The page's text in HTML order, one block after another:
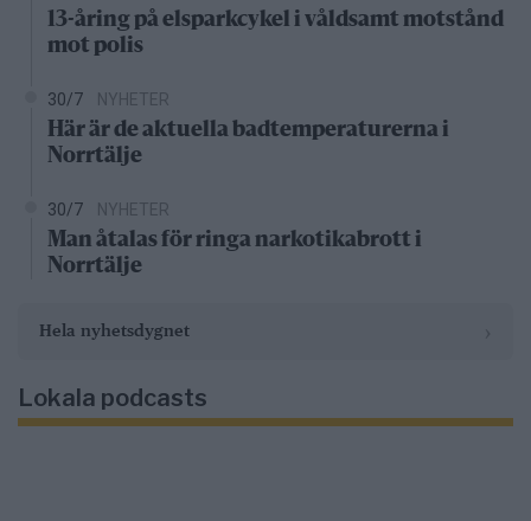
13-åring på elsparkcykel i våldsamt motstånd
mot polis
30/7 NYHETER
Här är de aktuella badtemperaturerna i
Norrtälje
30/7 NYHETER
Man åtalas för ringa narkotikabrott i
Norrtälje
Hela nyhetsdygnet
Lokala podcasts